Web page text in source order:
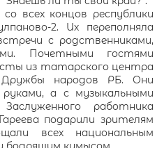
всех концов республики
2. Их переполняла
с родственниками,
Почетными гостями
из татарского центра
народов РБ. Они
а с музыкальными
работника
подарили зрителям
всех национальным